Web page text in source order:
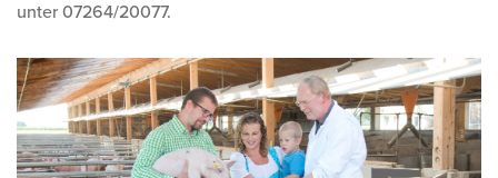
unter 07264/20077.